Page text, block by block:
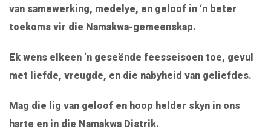
van samewerking, medelye, en geloof in ‘n beter
toekoms vir die Namakwa-gemeenskap.
Ek wens elkeen ‘n geseënde feesseisoen toe, gevul
met liefde, vreugde, en die nabyheid van geliefdes.
Mag die lig van geloof en hoop helder skyn in ons
harte en in die Namakwa Distrik.